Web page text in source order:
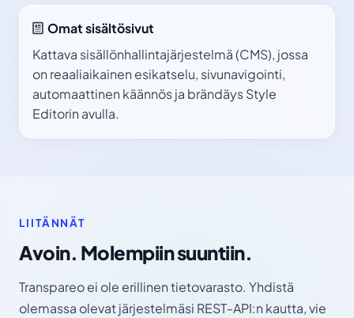
Omat sisältösivut
Kattava sisällönhallintajärjestelmä (CMS), jossa
on reaaliaikainen esikatselu, sivunavigointi,
automaattinen käännös ja brändäys Style
Editorin avulla.
LIITÄNNÄT
Avoin. Molempiin suuntiin.
Transpareo ei ole erillinen tietovarasto. Yhdistä
olemassa olevat järjestelmäsi REST-API:n kautta, vie